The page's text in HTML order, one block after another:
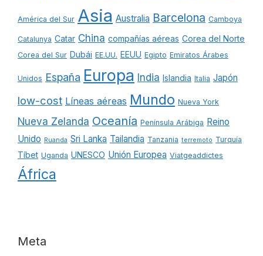
América del Sur Asia Australia Barcelona Camboya
Catalunya Catar China compañías aéreas Corea del Norte
Corea del Sur Dubái EE.UU. EEUU Egipto Emiratos Árabes
Unidos España Europa India Islandia Italia Japón
low-cost Líneas aéreas Mundo Nueva York
Nueva Zelanda Oceanía Península Arábiga Reino
Unido Ruanda Sri Lanka Tailandia Tanzania terremoto Turquía
Tíbet Uganda UNESCO Unión Europea Viatgeaddictes
África
Meta